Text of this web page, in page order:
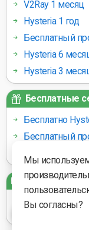
Мы
Вы согласны?
V2Ray 1 месяц
Hysteria 1 год
Бесплатный
Hysteria 6
Hysteria 3
Бесплатные
Бесплатно
Бесплатный
Бесплатный
Платёжные